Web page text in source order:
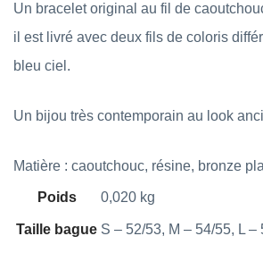
Un bracelet original au fil de
il est livré avec deux fils de coloris
bleu ciel.
Un bijou très contemporain au look
Matière : caoutchouc, résine, bronze
Poids 0,020 kg
Taille bague S – 52/53, M – 54/55, L –